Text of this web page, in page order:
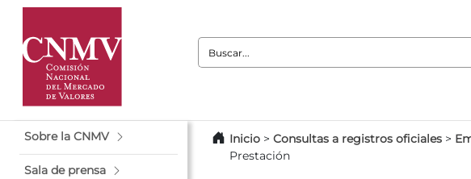
Buscar:
Sobre la CNMV
Sala de prensa
Inicio > Consultas a registros oficiales >
Prestación